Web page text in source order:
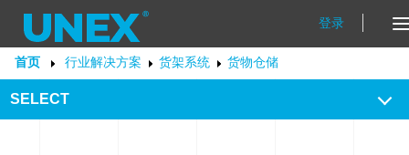
登录
首页 行业解决方案 货架系统 货物仓储
SELECT